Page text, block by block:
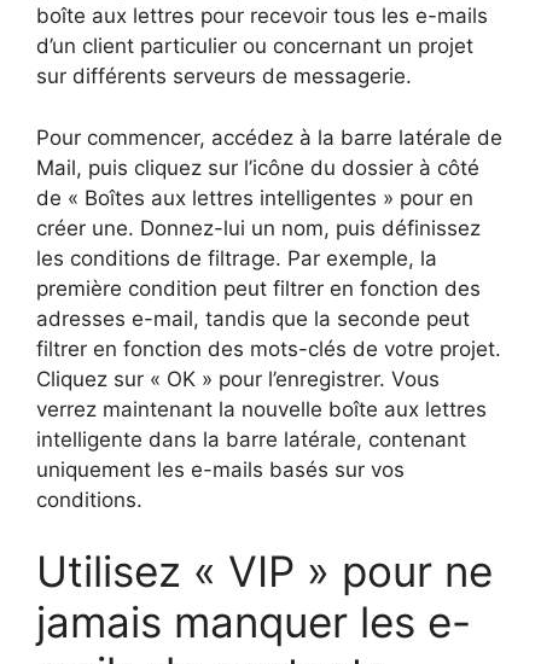
boîte aux lettres pour recevoir tous les e-mails
d’un client particulier ou concernant un projet
sur différents serveurs de messagerie.
Pour commencer, accédez à la barre latérale de
Mail, puis cliquez sur l’icône du dossier à côté
de « Boîtes aux lettres intelligentes » pour en
créer une. Donnez-lui un nom, puis définissez
les conditions de filtrage. Par exemple, la
première condition peut filtrer en fonction des
adresses e-mail, tandis que la seconde peut
filtrer en fonction des mots-clés de votre projet.
Cliquez sur « OK » pour l’enregistrer. Vous
verrez maintenant la nouvelle boîte aux lettres
intelligente dans la barre latérale, contenant
uniquement les e-mails basés sur vos
conditions.
Utilisez « VIP » pour ne
jamais manquer les e-